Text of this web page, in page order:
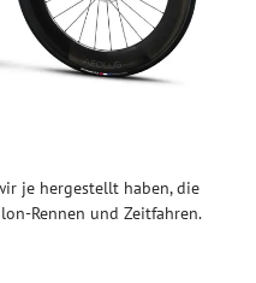
je hergestellt haben, die
Rennen und Zeitfahren.